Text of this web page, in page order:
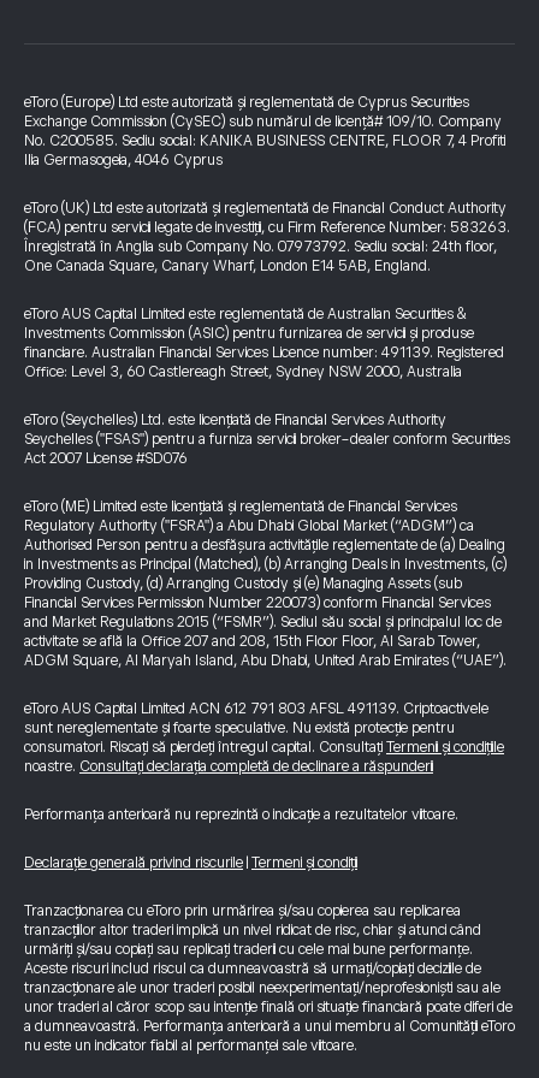
eToro (Europe) Ltd este autorizată și reglementată de Cyprus Securities
Exchange Commission (CySEC) sub numărul de licență# 109/10. Company
No. C200585. Sediu social: KANIKA BUSINESS CENTRE, FLOOR 7, 4 Profiti
Ilia Germasogeia, 4046 Cyprus
eToro (UK) Ltd este autorizată și reglementată de Financial Conduct Authority
(FCA) pentru servicii legate de investiții, cu Firm Reference Number: 583263.
Înregistrată în Anglia sub Company No. 07973792. Sediu social: 24th floor,
One Canada Square, Canary Wharf, London E14 5AB, England.
eToro AUS Capital Limited este reglementată de Australian Securities &
Investments Commission (ASIC) pentru furnizarea de servicii și produse
financiare. Australian Financial Services Licence number: 491139. Registered
Office: Level 3, 60 Castlereagh Street, Sydney NSW 2000, Australia
eToro (Seychelles) Ltd. este licențiată de Financial Services Authority
Seychelles ("FSAS") pentru a furniza servicii broker-dealer conform Securities
Act 2007 License #SD076
eToro (ME) Limited este licențiată și reglementată de Financial Services
Regulatory Authority ("FSRA") a Abu Dhabi Global Market (“ADGM”) ca
Authorised Person pentru a desfășura activitățile reglementate de (a) Dealing
in Investments as Principal (Matched), (b) Arranging Deals in Investments, (c)
Providing Custody, (d) Arranging Custody și (e) Managing Assets (sub
Financial Services Permission Number 220073) conform Financial Services
and Market Regulations 2015 (“FSMR”). Sediul său social și principalul loc de
activitate se află la Office 207 and 208, 15th Floor Floor, Al Sarab Tower,
ADGM Square, Al Maryah Island, Abu Dhabi, United Arab Emirates (“UAE”).
eToro AUS Capital Limited ACN 612 791 803 AFSL 491139. Criptoactivele
sunt nereglementate și foarte speculative. Nu există protecție pentru
consumatori. Riscați să pierdeți întregul capital. Consultați Termenii și condițiile
noastre. Consultați declarația completă de declinare a răspunderii
Performanța anterioară nu reprezintă o indicație a rezultatelor viitoare.
Declarație generală privind riscurile Termeni și condiții
Tranzacționarea cu eToro prin urmărirea și/sau copierea sau replicarea
tranzacțiilor altor traderi implică un nivel ridicat de risc, chiar și atunci când
urmăriți și/sau copiați sau replicați traderii cu cele mai bune performanțe.
Aceste riscuri includ riscul ca dumneavoastră să urmați/copiați deciziile de
tranzacționare ale unor traderi posibil neexperimentați/neprofesioniști sau ale
unor traderi al căror scop sau intenție finală ori situație financiară poate diferi de
a dumneavoastră. Performanța anterioară a unui membru al Comunității eToro
nu este un indicator fiabil al performanței sale viitoare.